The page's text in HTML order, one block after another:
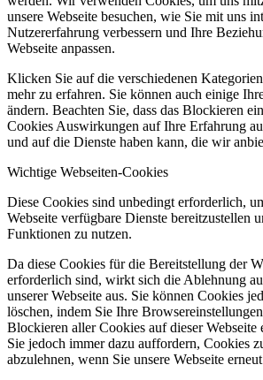
unsere Webseite besuchen, wie Sie mit uns
Nutzererfahrung verbessern und Ihre
Webseite anpassen.
Klicken Sie auf die verschiedenen
mehr zu erfahren. Sie können auch einige
ändern. Beachten Sie, dass das Blockieren
Cookies Auswirkungen auf Ihre Erfahrung
und auf die Dienste haben kann, die wir
Wichtige Webseiten-Cookies
Diese Cookies sind unbedingt erforderlich,
Webseite verfügbare Dienste bereitzustellen
Funktionen zu nutzen.
Da diese Cookies für die Bereitstellung der
erforderlich sind, wirkt sich die Ablehnung
unserer Webseite aus. Sie können Cookies
löschen, indem Sie Ihre
Blockieren aller Cookies auf dieser
Sie jedoch immer dazu auffordern, Cookies
abzulehnen, wenn Sie unsere Webseite